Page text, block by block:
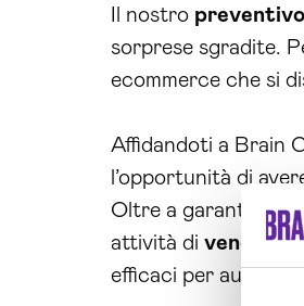
Il nostro preventivo
sorprese sgradite.
ecommerce che si
Affidandoti a Brain
l’opportunità di
Oltre a garantire un
attività di vendita
efficaci per